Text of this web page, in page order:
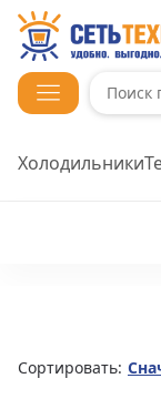
Холодильники
Сортировать: